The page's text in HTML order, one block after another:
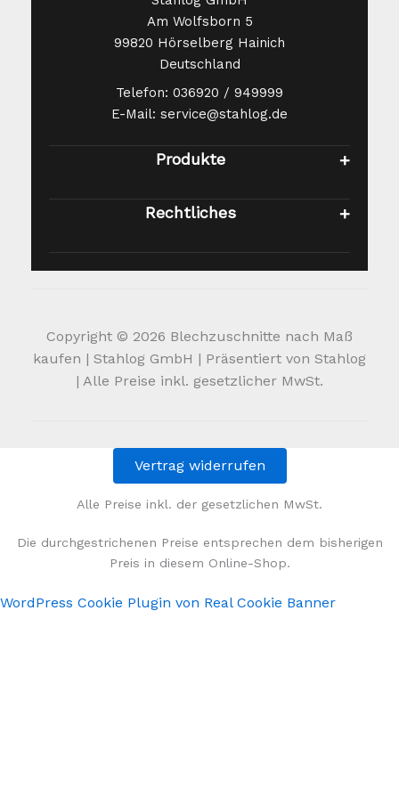
Am Wolfsborn 5
99820 Hörselberg Hainich
Deutschland
Telefon: 036920 / 949999
E-Mail: service@stahlog.de
Produkte
Rechtliches
Copyright © 2026 Blechzuschnitte nach Maß
kaufen | Stahlog GmbH | Präsentiert von Stahlog
| Alle Preise inkl. gesetzlicher MwSt.
Vertrag widerrufen
Alle Preise inkl. der gesetzlichen MwSt.
Die durchgestrichenen Preise entsprechen dem bisherigen
Preis in diesem Online-Shop.
WordPress Cookie Plugin von Real Cookie Banner